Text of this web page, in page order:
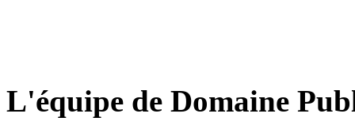
L'équipe de Domaine